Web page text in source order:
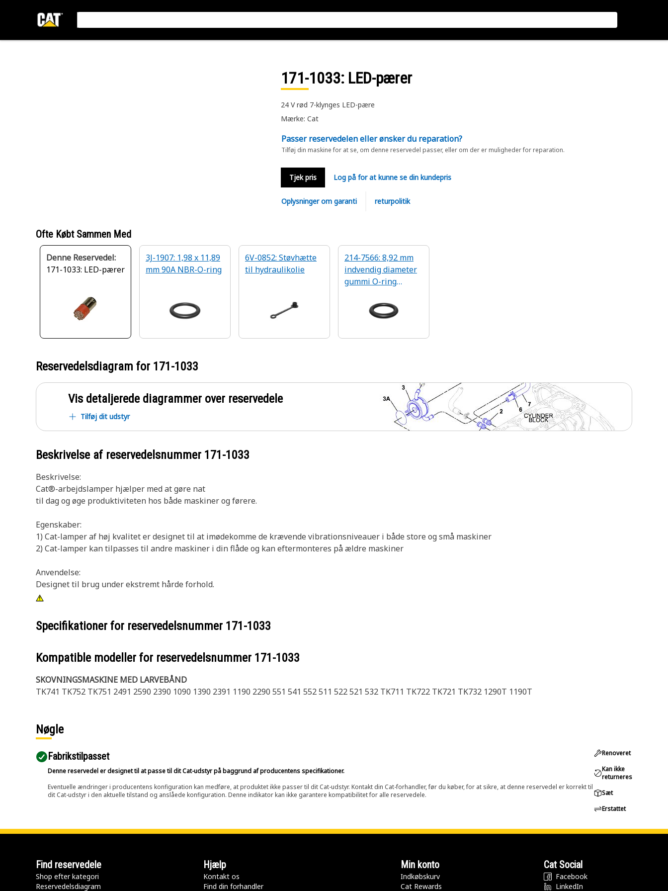
171-1033: LED-pærer
24 V rød 7-klynges LED-pære
Mærke: Cat
Passer reservedelen eller ønsker du reparation?
Tilføj din maskine for at se, om denne reservedel passer, eller om der er muligheder for reparation.
Tjek pris Log på for at kunne se din kundepris
Oplysninger om garanti returpolitik
Ofte Købt Sammen Med
Denne Reservedel:
171-1033: LED-pærer
3J-1907: 1,98 x 11,89
mm 90A NBR-O-ring
6V-0852: Støvhætte
til hydraulikolie
214-7566: 8,92 mm
indvendig diameter
gummi O-ring
Reservedelsdiagram for 171-1033
Vis detaljerede diagrammer over reservedele
Tilføj dit udstyr
Beskrivelse af reservedelsnummer 171-1033
Beskrivelse:
Cat®-arbejdslamper hjælper med at gøre nat
til dag og øge produktiviteten hos både maskiner og førere.
Egenskaber:
1) Cat-lamper af høj kvalitet er designet til at imødekomme de krævende vibrationsniveauer i både store og små maskiner
2) Cat-lamper kan tilpasses til andre maskiner i din flåde og kan eftermonteres på ældre maskiner
Anvendelse:
Designet til brug under ekstremt hårde forhold.
Specifikationer for reservedelsnummer 171-1033
Kompatible modeller for reservedelsnummer 171-1033
SKOVNINGSMASKINE MED LARVEBÅND
TK741 TK752 TK751 2491 2590 2390 1090 1390 2391 1190 2290 551 541 552 511 522 521 532 TK711 TK722 TK721 TK732 1290T 1190T
Nøgle
Fabrikstilpasset
Denne reservedel er designet til at passe til dit Cat-udstyr på baggrund af producentens specifikationer.
Eventuelle ændringer i producentens konfiguration kan medføre, at produktet ikke passer til dit Cat-udstyr. Kontakt din Cat-forhandler, før du køber, for at sikre, at denne reservedel er korrekt til
dit Cat-udstyr i den aktuelle tilstand og anslåede konfiguration. Denne indikator kan ikke garantere kompatibilitet for alle reservedele.
Renoveret
Kan ikke
returneres
Sæt
Erstattet
Find reservedele
Shop efter kategori
Reservedelsdiagram
Hjælp
Kontakt os
Find din forhandler
Min konto
Indkøbskurv
Cat Rewards
Cat Social
Facebook
LinkedIn